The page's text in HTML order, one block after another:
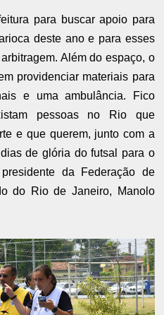
para buscar apoio para
deste ano e para esses
Além do espaço, o
providenciar materiais para
e uma ambulância. Fico
pessoas no Rio que
e que querem, junto com a
de glória do futsal para o
da Federação de
do Rio de Janeiro, Manolo